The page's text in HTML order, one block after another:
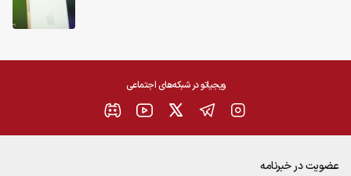
ویجیاتو در شبکه‌های اجتماعی
عضویت در خبرنامه